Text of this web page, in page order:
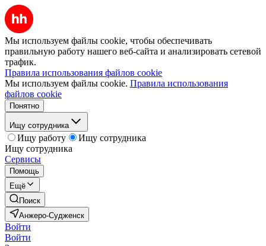
Мы используем файлы cookie, чтобы обеспечивать
правильную работу нашего веб-сайта и анализировать сетевой
трафик.
Правила использования файлов cookie
Мы используем файлы cookie. Правила использования
файлов cookie
Понятно
Ищу сотрудника
Ищу работу
Ищу сотрудника
Ищу сотрудника
Сервисы
Помощь
Ещё
Поиск
Анжеро-Судженск
Войти
Войти